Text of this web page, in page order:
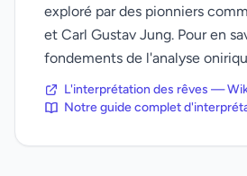
exploré par des pionniers
et Carl Gustav Jung. Pour en
fondements de l'analyse
L'interprétation des rêves —
Notre guide complet